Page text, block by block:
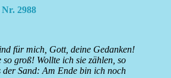
2988
für mich, Gott, deine Gedanken!
so groß! Wollte ich sie zählen, so
der Sand: Am Ende bin ich noch